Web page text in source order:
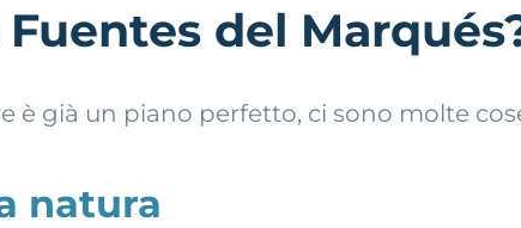
del
è già un piano perfetto, ci sono molte
natura